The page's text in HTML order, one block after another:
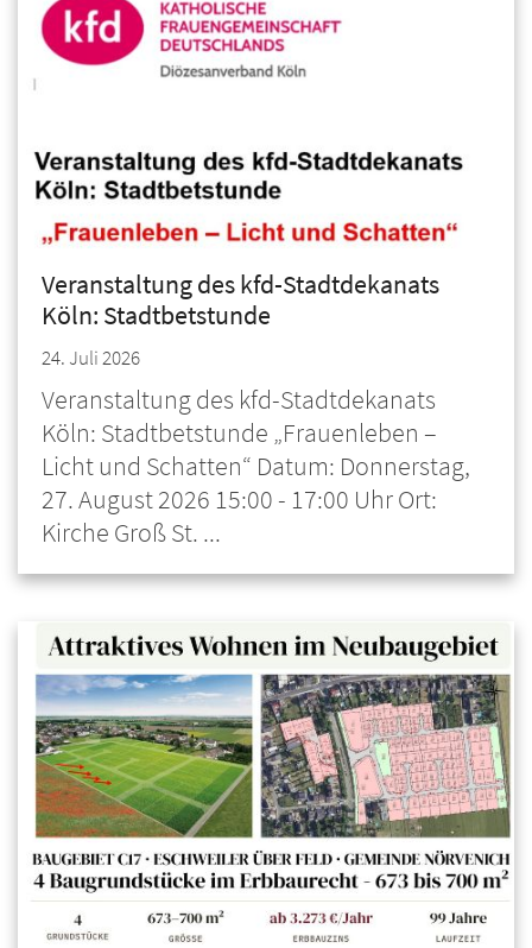
Veranstaltung des kfd-Stadtdekanats
Köln: Stadtbetstunde
24. Juli 2026
Veranstaltung des kfd-Stadtdekanats
Köln: Stadtbetstunde „Frauenleben –
Licht und Schatten“ Datum: Donnerstag,
27. August 2026 15:00 - 17:00 Uhr Ort:
Kirche Groß St. ...